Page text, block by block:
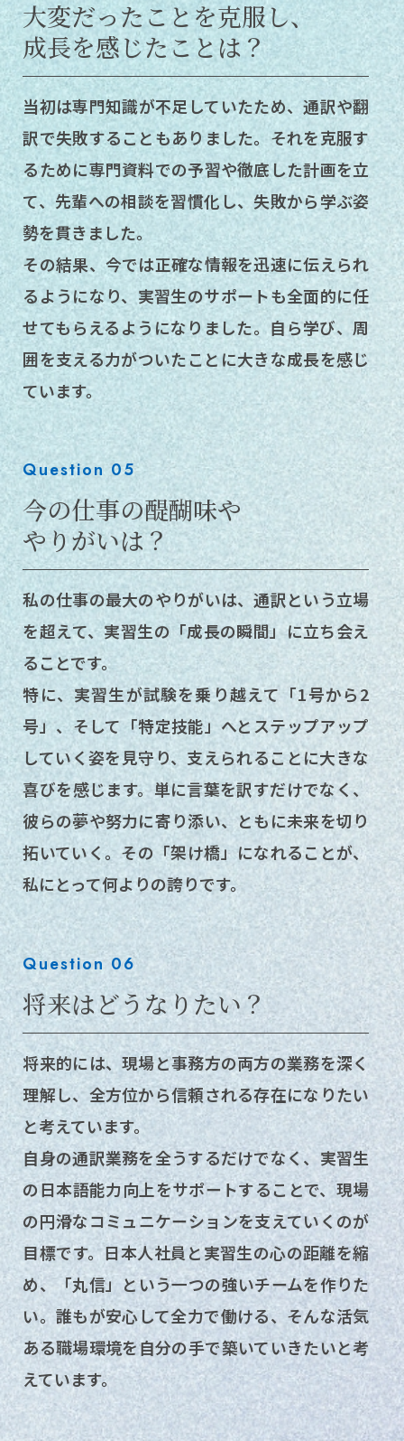
大変だったことを克服し、
成長を感じたことは？
当初は専門知識が不足していたため、通訳や翻
訳で失敗することもありました。それを克服す
るために専門資料での予習や徹底した計画を立
て、先輩への相談を習慣化し、失敗から学ぶ姿
勢を貫きました。
その結果、今では正確な情報を迅速に伝えられ
るようになり、実習生のサポートも全面的に任
せてもらえるようになりました。自ら学び、周
囲を支える力がついたことに大きな成長を感じ
ています。
Question 05
今の仕事の醍醐味や
やりがいは？
私の仕事の最大のやりがいは、通訳という立場
を超えて、実習生の「成長の瞬間」に立ち会え
ることです。
特に、実習生が試験を乗り越えて「1号から2
号」、そして「特定技能」へとステップアップ
していく姿を見守り、支えられることに大きな
喜びを感じます。単に言葉を訳すだけでなく、
彼らの夢や努力に寄り添い、ともに未来を切り
拓いていく。その「架け橋」になれることが、
私にとって何よりの誇りです。
Question 06
将来はどうなりたい？
将来的には、現場と事務方の両方の業務を深く
理解し、全方位から信頼される存在になりたい
と考えています。
自身の通訳業務を全うするだけでなく、実習生
の日本語能力向上をサポートすることで、現場
の円滑なコミュニケーションを支えていくのが
目標です。日本人社員と実習生の心の距離を縮
め、「丸信」という一つの強いチームを作りた
い。誰もが安心して全力で働ける、そんな活気
ある職場環境を自分の手で築いていきたいと考
えています。